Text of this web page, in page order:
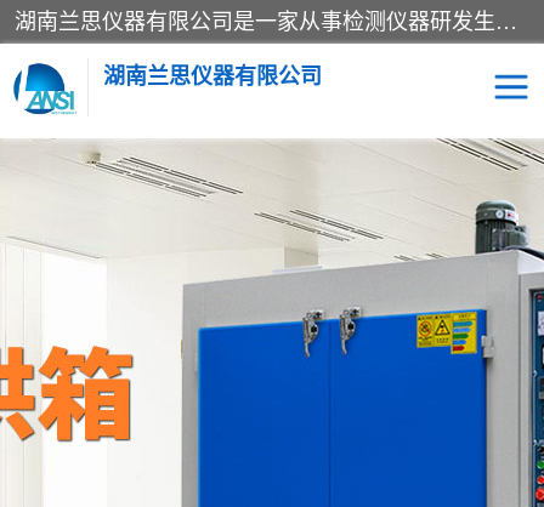
湖南兰思仪器有限公司是一家从事检测仪器研发生产销售和维修保养服务的综合型企业，产品符合国际标准可按需定制专业售前售后工程师，主要有门窗性能体验箱、门窗隔音展示箱、恒温恒湿试验箱、步入式恒温恒湿房、高低温试验箱、老化试验箱、老化试验房、恒温恒湿培养箱、水泥标准养护试验箱、电热鼓风干燥试验箱、真空干燥箱、工业烤箱、盐雾腐蚀试验箱等。
湖南兰思仪器有限公司
恒温恒湿试验箱
门窗体验箱